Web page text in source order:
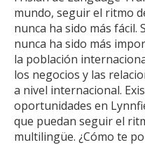
mundo, seguir el ritmo
nunca ha sido más
nunca ha sido más
la población
los negocios y las
a nivel internacional.
oportunidades en
que puedan seguir el
multilingüe. ¿Cómo te